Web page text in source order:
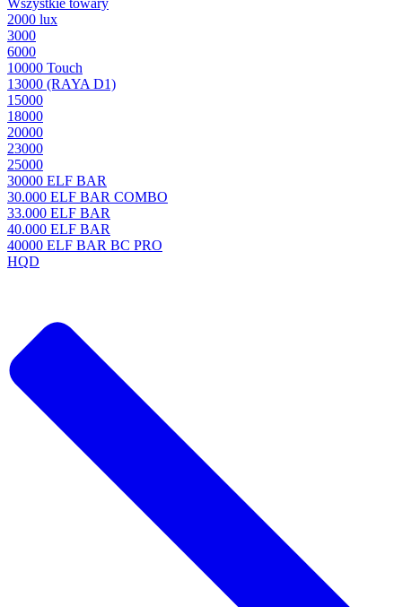
Wszystkie towary
2000 lux
3000
6000
10000 Touch
13000 (RAYA D1)
15000
18000
20000
23000
25000
30000 ELF BAR
30.000 ELF BAR COMBO
33.000 ELF BAR
40.000 ELF BAR
40000 ELF BAR BC PRO
HQD